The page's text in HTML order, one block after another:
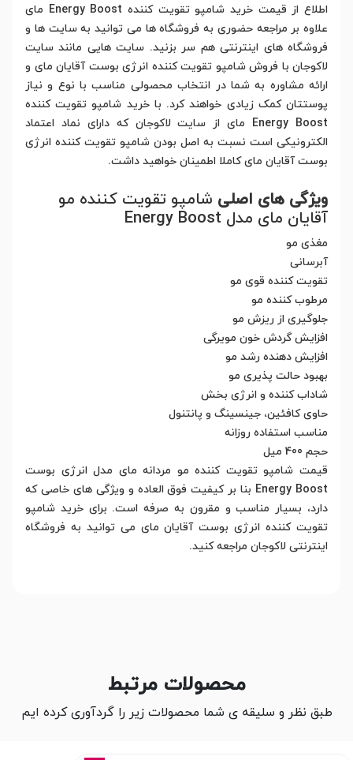
اطلاع از قیمت خرید شامپو تقویت کننده Energy Boost مای
علاوه بر مراجعه حضوری به فروشگاه ها می توانید به سایت ها و
فروشگاه های اینترنتی هم سر بزنید. سایت هایی مانند سایت
لاکوجان با فروش شامپو تقویت کننده انرژی بوست آقایان مای و
ارائه مشاوره به شما در انتخاب محصولی مناسب با نوع و نیاز
پوستتان کمک زیادی خواهند کرد. با خرید شامپو تقویت کننده
Energy Boost مای از سایت لاکوجان که دارای نماد اعتماد
الکترونیکی است نسبت به اصل بودن شامپو تقویت کننده انرژی
بوست آقایان مای کاملا اطمینان خواهید داشت.
ویژگی های اصلی شامپو تقویت کننده مو
آقایان مای مدل Energy Boost
مغذی مو
آبرسانی
تقویت کننده قوی مو
مرطوب کننده مو
جلوگیری از ریزش مو
افزایش گردش خون مویرگی
افزایش دهنده رشد مو
بهبود حالت پذیری مو
شاداب کننده و انرژی بخش
حاوی کافئین، جینسینگ و پانتنول
مناسب استفاده روزانه
حجم 400 میل
قیمت شامپو تقویت کننده مو مردانه مای مدل انرژى بوست
Energy Boost بنا بر کیفیت فوق العاده و ویژگی های خاصی که
دارد، بسیار مناسب و مقرون به صرفه است. برای خرید شامپو
تقویت کننده انرژی بوست آقایان مای می توانید به فروشگاه
اینترنتی لاکوجان مراجعه کنید.
محصولات مرتبط
طبق نظر و سلیقه ی شما محصولات زیر را گردآوری کرده ایم